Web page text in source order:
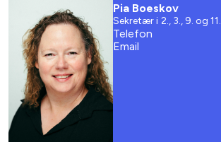
Pia Boeskov
Sekretær i 2., 3., 9. og
Telefon
Email